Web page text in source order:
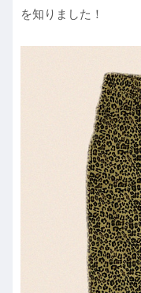
を知りました！